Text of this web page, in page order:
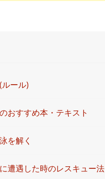
ール)
おすすめ本・テキスト
を解く
遭遇した時のレスキュー法